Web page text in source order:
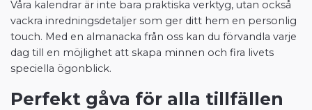
Våra kalendrar är inte bara praktiska verktyg, utan också
vackra inredningsdetaljer som ger ditt hem en personlig
touch. Med en almanacka från oss kan du förvandla varje
dag till en möjlighet att skapa minnen och fira livets
speciella ögonblick.
Perfekt gåva för alla tillfällen